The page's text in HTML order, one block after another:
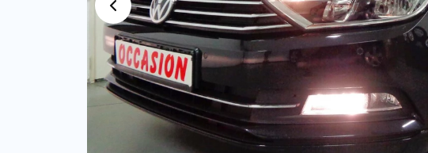
Bedrijfswagens
Bekijk alle bedrijfswagens
Budgetwagens
Bekijk alle budgetwagens